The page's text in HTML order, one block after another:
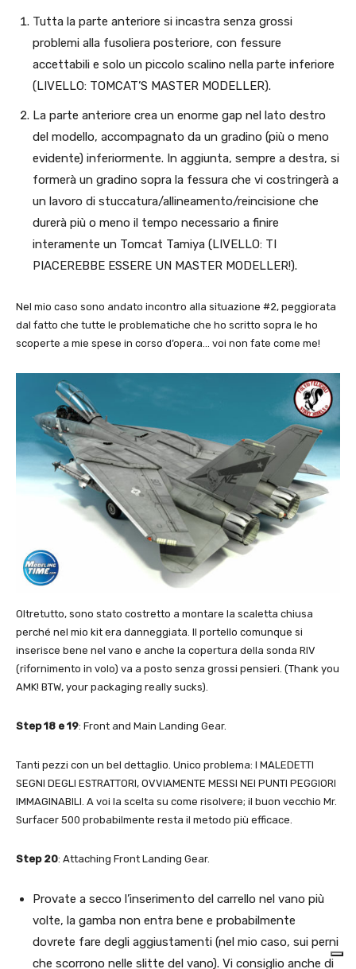
Tutta la parte anteriore si incastra senza grossi
problemi alla fusoliera posteriore, con fessure
accettabili e solo un piccolo scalino nella parte inferiore
(LIVELLO: TOMCAT’S MASTER MODELLER).
La parte anteriore crea un enorme gap nel lato destro
del modello, accompagnato da un gradino (più o meno
evidente) inferiormente. In aggiunta, sempre a destra, si
formerà un gradino sopra la fessura che vi costringerà a
un lavoro di stuccatura/allineamento/reincisione che
durerà più o meno il tempo necessario a finire
interamente un Tomcat Tamiya (LIVELLO: TI
PIACEREBBE ESSERE UN MASTER MODELLER!).
Nel mio caso sono andato incontro alla situazione #2, peggiorata
dal fatto che tutte le problematiche che ho scritto sopra le ho
scoperte a mie spese in corso d’opera… voi non fate come me!
Oltretutto, sono stato costretto a montare la scaletta chiusa
perché nel mio kit era danneggiata. Il portello comunque si
inserisce bene nel vano e anche la copertura della sonda RIV
(rifornimento in volo) va a posto senza grossi pensieri. (Thank you
AMK! BTW, your packaging really sucks).
Step 18 e 19: Front and Main Landing Gear.
Tanti pezzi con un bel dettaglio. Unico problema: I MALEDETTI
SEGNI DEGLI ESTRATTORI, OVVIAMENTE MESSI NEI PUNTI PEGGIORI
IMMAGINABILI. A voi la scelta su come risolvere; il buon vecchio Mr.
Surfacer 500 probabilmente resta il metodo più efficace.
Step 20: Attaching Front Landing Gear.
Provate a secco l’inserimento del carrello nel vano più
volte, la gamba non entra bene e probabilmente
dovrete fare degli aggiustamenti (nel mio caso, sui perni
che scorrono nelle slitte del vano). Vi consiglio anche di